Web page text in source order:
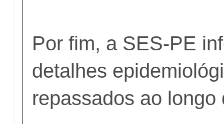
Por fim, a SES-PE
detalhes
repassados ao longo